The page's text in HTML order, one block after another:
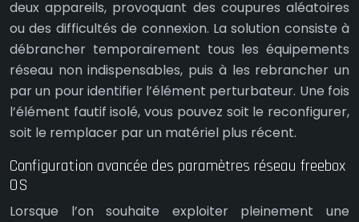
deux appareils, provoquant des coupures aléatoires
ou des difficultés de connexion. La solution consiste à
débrancher temporairement tous les équipements
réseau non indispensables, puis à les rebrancher un
par un pour identifier l’élément perturbateur. Une fois
l’élément fautif isolé, vous pouvez soit le reconfigurer,
soit le remplacer par un matériel plus récent.
Configuration avancée des paramètres réseau freebox
OS
Lorsque l’on souhaite exploiter pleinement une